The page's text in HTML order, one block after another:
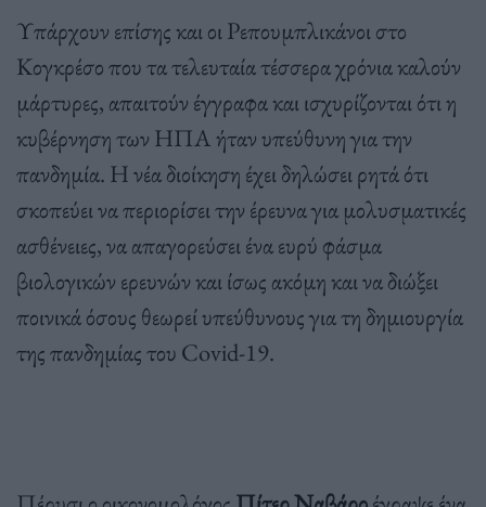
Υπάρχουν επίσης και οι Ρεπουμπλικάνοι στο
Κογκρέσο που τα τελευταία τέσσερα χρόνια καλούν
μάρτυρες, απαιτούν έγγραφα και ισχυρίζονται ότι η
κυβέρνηση των ΗΠΑ ήταν υπεύθυνη για την
πανδημία. Η νέα διοίκηση έχει δηλώσει ρητά ότι
σκοπεύει να περιορίσει την έρευνα για μολυσματικές
ασθένειες, να απαγορεύσει ένα ευρύ φάσμα
βιολογικών ερευνών και ίσως ακόμη και να διώξει
ποινικά όσους θεωρεί υπεύθυνους για τη δημιουργία
της πανδημίας του Covid-19.